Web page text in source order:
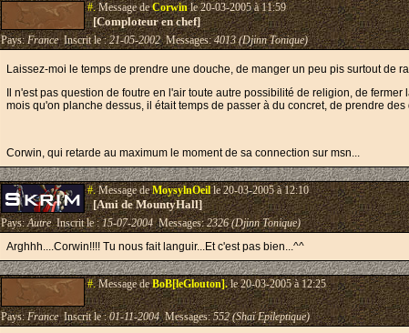
#.Message deCorwinle 20-03-2005 à 11:59
[Comploteur en chef]
Pays:FranceInscrit le :21-05-2002Messages:4013 (Djinn Tonique)
Laissez-moi le temps de prendre une douche, de manger un peu pis surtout de
Il n'est pas question de foutre en l'air toute autre possibilité de religion, de
mois qu'on planche dessus, il était temps de passer à du concret, de prendre
Corwin, qui retarde au maximum le moment de sa connection sur msn...
#.Message deMoysylnOeille 20-03-2005 à 12:10
[Ami de MountyHall]
Pays:AutreInscrit le :15-07-2004Messages:2326 (Djinn Tonique)
Arghhh....Corwin!!!! Tu nous fait languir...Et c'est pas bien...^^
#.Message deBoB[leGlouton].le 20-03-2005 à 12:25
Pays:FranceInscrit le :01-11-2004Messages:552 (Shaï Epileptique)